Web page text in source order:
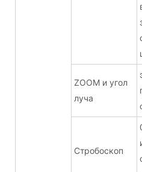
ZOOM и угол
луча
Стробоскоп